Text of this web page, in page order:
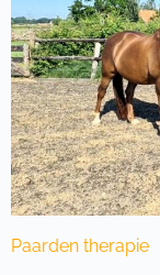
Paarden therapie